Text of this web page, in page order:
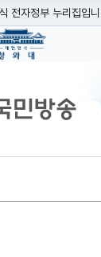
전자정부 누리집입
기
도메인 주소를 사